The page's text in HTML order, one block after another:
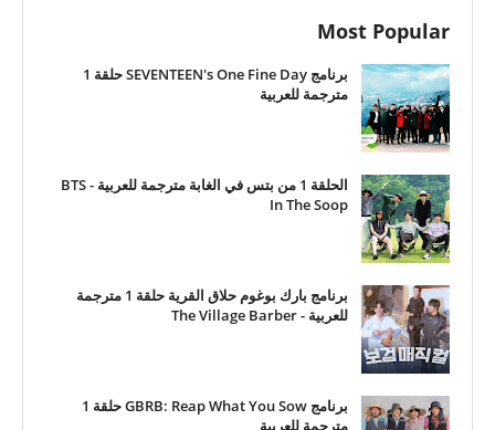
Most Popular
برنامج SEVENTEEN's One Fine Day حلقة 1
مترجمة للعربية
الحلقة 1 من بتس في الغابة مترجمة للعربية - BTS
In The Soop
برنامج بارك بوغوم حلاق القرية حلقة 1 مترجمة
للعربية - The Village Barber
برنامج GBRB: Reap What You Sow حلقة 1
مترجمة للعربية